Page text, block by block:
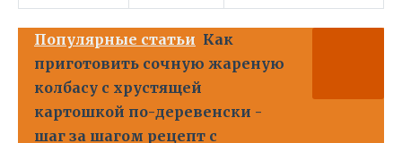
Популярные статьи Как
приготовить сочную жареную
колбасу с хрустящей
картошкой по-деревенски -
шаг за шагом рецепт с